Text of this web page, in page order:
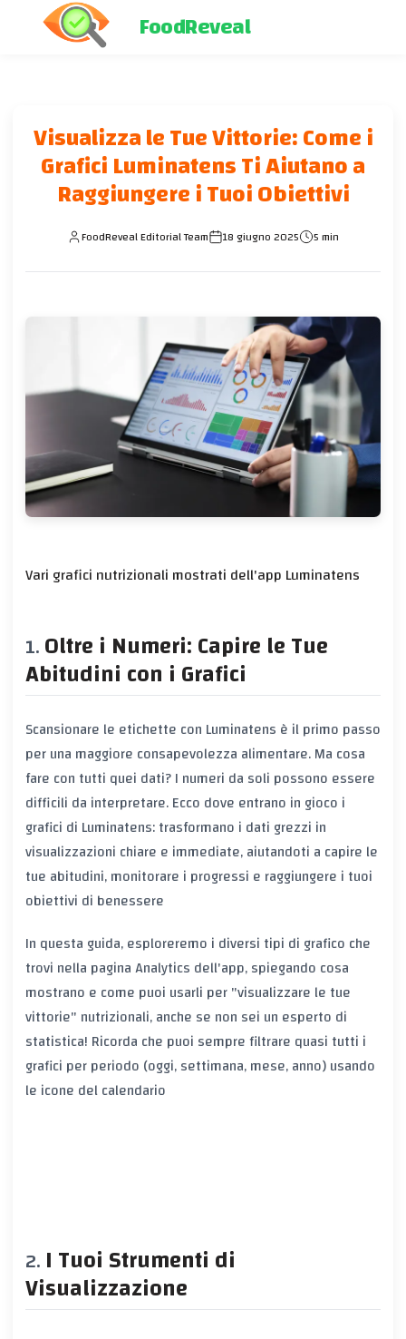
FoodReveal
Visualizza le Tue Vittorie: Come i
Grafici Luminatens Ti Aiutano a
Raggiungere i Tuoi Obiettivi
FoodReveal Editorial Team 18 giugno 2025 5 min
Vari grafici nutrizionali mostrati dell'app Luminatens
Oltre i Numeri: Capire le Tue
Abitudini con i Grafici
Scansionare le etichette con Luminatens è il primo passo
per una maggiore consapevolezza alimentare. Ma cosa
fare con tutti quei dati? I numeri da soli possono essere
difficili da interpretare. Ecco dove entrano in gioco i
grafici di Luminatens: trasformano i dati grezzi in
visualizzazioni chiare e immediate, aiutandoti a capire le
tue abitudini, monitorare i progressi e raggiungere i tuoi
obiettivi di benessere
In questa guida, esploreremo i diversi tipi di grafico che
trovi nella pagina Analytics dell'app, spiegando cosa
mostrano e come puoi usarli per "visualizzare le tue
vittorie" nutrizionali, anche se non sei un esperto di
statistica! Ricorda che puoi sempre filtrare quasi tutti i
grafici per periodo (oggi, settimana, mese, anno) usando
le icone del calendario
I Tuoi Strumenti di
Visualizzazione